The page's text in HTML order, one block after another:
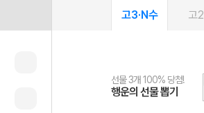
고3·N수 고2
선물 3개 100% 당첨!
행운의 선물 뽑기
선물 100% 증정!
메가스터디 X 올리브
여름방학 스터디 캐시백
메가런 썸머스쿨
2027 러셀 단과
강사 공개선발
스마트러닝앱
설문 EVENT
메가패스
3일 무료 체험권
메가패스 수강생 무료혜택!
메가클럽 멤버십
사회공헌 캠페인
희망이룸 메가나눔